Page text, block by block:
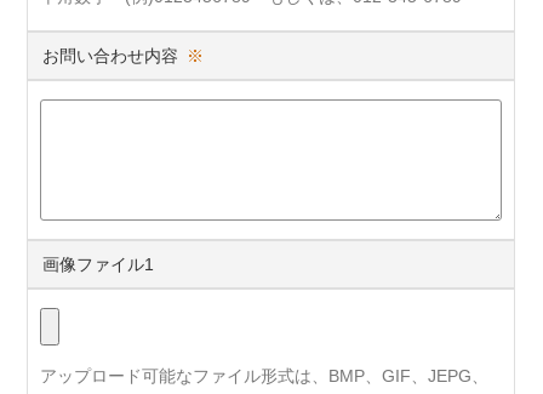
お問い合わせ内容 ※
画像ファイル1
アップロード可能なファイル形式は、BMP、GIF、JEPG、